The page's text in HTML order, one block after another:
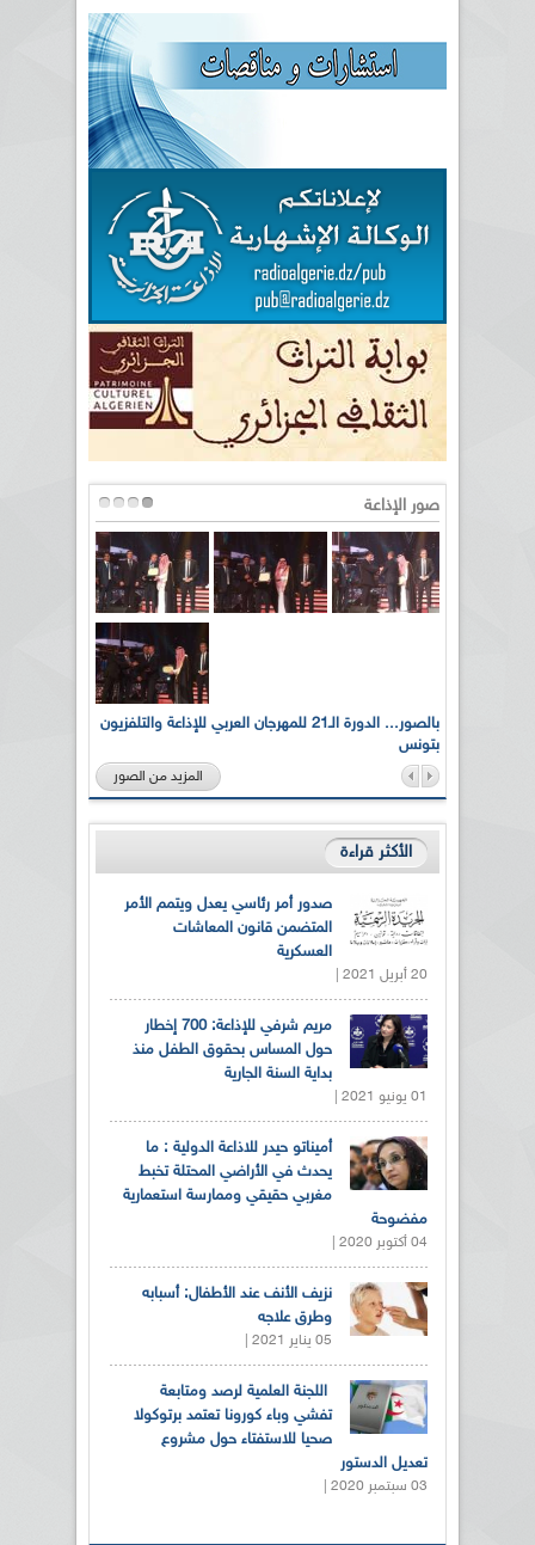
صور الإذاعة
بالصور... الدورة الـ21 للمهرجان العربي للإذاعة والتلفزيون
بتونس
المزيد من الصور
الأكثر قراءة
صدور أمر رئاسي يعدل ويتمم الأمر
المتضمن قانون المعاشات
العسكرية
20 أبريل 2021 |
مريم شرفي للإذاعة: 700 إخطار
حول المساس بحقوق الطفل منذ
بداية السنة الجارية
01 يونيو 2021 |
أميناتو حيدر للاذاعة الدولية : ما
يحدث في الأراضي المحتلة تخبط
مغربي حقيقي وممارسة استعمارية
مفضوحة
04 أكتوبر 2020 |
نزيف الأنف عند الأطفال: أسبابه
وطرق علاجه
05 يناير 2021 |
اللجنة العلمية لرصد ومتابعة
تفشي وباء كورونا تعتمد برتوكولا
صحيا للاستفتاء حول مشروع
تعديل الدستور
03 سبتمبر 2020 |